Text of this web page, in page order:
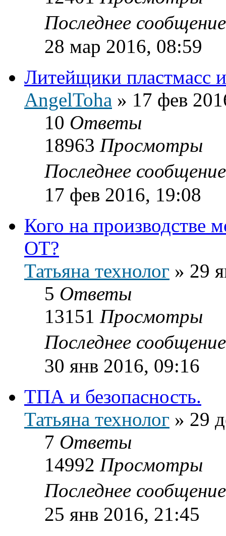
Последнее
28 мар 2016, 08:59
Литейщики пластмасс
AngelToha » 17 фев
10 Ответы
18963 Просмотры
Последнее
17 фев 2016, 19:08
Кого на производстве
ОТ?
Татьяна технолог » 29
5 Ответы
13151 Просмотры
Последнее
30 янв 2016, 09:16
ТПА и безопасность.
Татьяна технолог » 29
7 Ответы
14992 Просмотры
Последнее
25 янв 2016, 21:45